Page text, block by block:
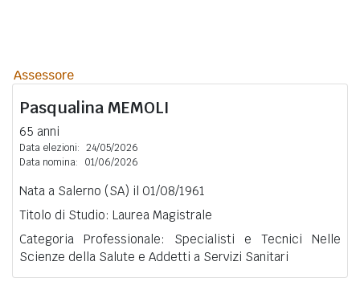
Assessore
Pasqualina MEMOLI
65 anni
Data elezioni: 24/05/2026
Data nomina:
01/06/2026
Nata a Salerno (SA) il 01/08/1961
Titolo di Studio: Laurea Magistrale
Categoria Professionale: Specialisti e Tecnici Nelle
Scienze della Salute e Addetti a Servizi Sanitari